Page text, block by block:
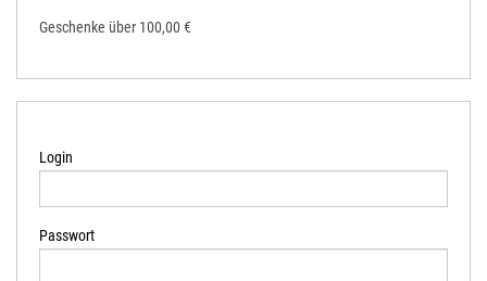
Geschenke über 100,00 €
Login
Passwort